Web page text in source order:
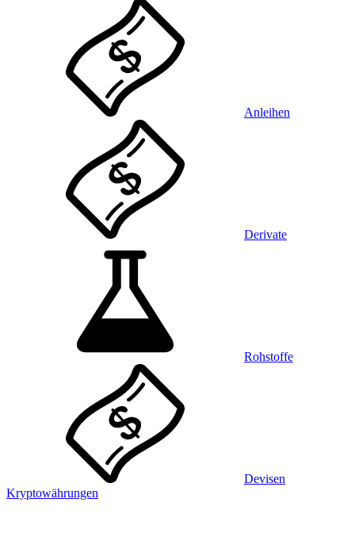
Anleihen
Derivate
Rohstoffe
Devisen
Kryptowährungen